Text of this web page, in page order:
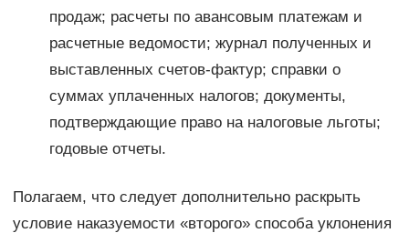
продаж; расчеты по авансовым платежам и
расчетные ведомости; журнал полученных и
выставленных счетов-фактур; справки о
суммах уплаченных налогов; документы,
подтверждающие право на налоговые льготы;
годовые отчеты.
Полагаем, что следует дополнительно раскрыть
условие наказуемости «второго» способа уклонения